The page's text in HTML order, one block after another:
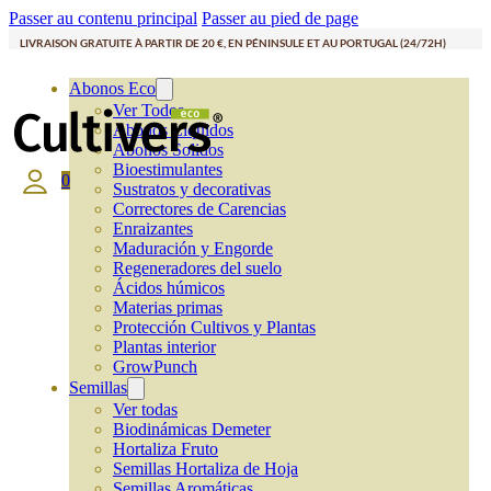
Passer au contenu principal Passer au pied de page
LIVRAISON GRATUITE À PARTIR DE 20 €, EN PÉNINSULE ET AU PORTUGAL (24/72H)
Abonos Eco
Ver Todos
Abonos Líquidos
Abonos Solidos
Bioestimulantes
Sustratos y decorativas
Correctores de Carencias
Enraizantes
Maduración y Engorde
Regeneradores del suelo
Ácidos húmicos
Materias primas
Protección Cultivos y Plantas
Plantas interior
GrowPunch
Semillas
Ver todas
Biodinámicas Demeter
Hortaliza Fruto
Semillas Hortaliza de Hoja
0